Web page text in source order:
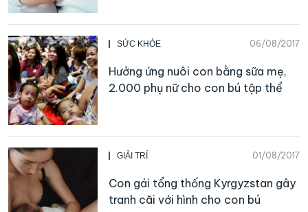
SỨC KHỎE 06/08/2017
Hưởng ứng nuôi con bằng sữa mẹ,
2.000 phụ nữ cho con bú tập thể
GIẢI TRÍ 01/08/2017
Con gái tổng thống Kyrgyzstan gây
tranh cãi với hình cho con bú